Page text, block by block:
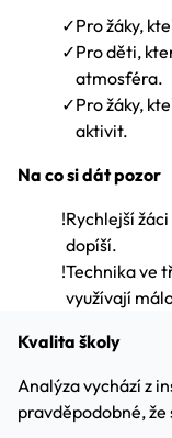
✓Pro žáky,
✓Pro děti,
atmosféra.
✓Pro žáky,
aktivit.
Na co si dát pozor
!Rychlejší
dopíší.
!Technika ve
využívají
Kvalita školy
Analýza vychází z
pravděpodobné,